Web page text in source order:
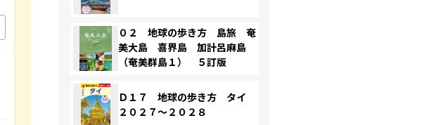
０２ 地球の歩き方 島旅 奄
美大島 喜界島 加計呂麻島
（奄美群島１） ５訂版
Ｄ１７ 地球の歩き方 タイ
２０２７～２０２８